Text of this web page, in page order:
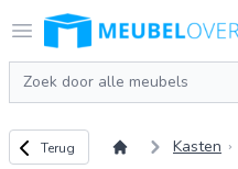
Open menu
Logo Meubeloverzicht.nl
Zoeken
Terug naar overzicht
Terug Kasten